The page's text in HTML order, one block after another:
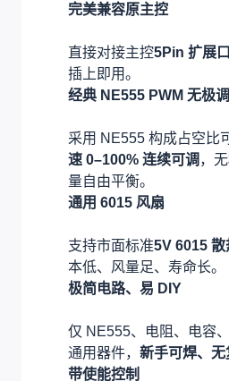
完美兼容原主控
直接对接主控5Pin 扩展口
插上即用。
经典 NE555 PWM 无极
采用 NE555 构成占空比
速 0–100% 连续可调 ，
量自由平衡。
通用 6015 风扇
支持市面标准5V 6015 散
本低、风量足、寿命长。
极简电路、易 DIY
仅 NE555、电阻、电容
通用器件， 新手可焊、无
带使能控制